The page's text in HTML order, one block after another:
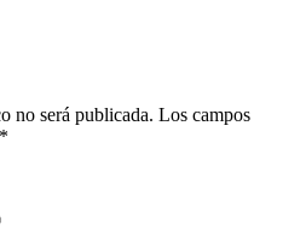
no será publicada. Los campos
*